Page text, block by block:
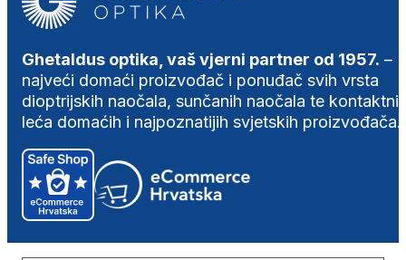
Ghetaldus optika, vaš vjerni partner od 1957. –
najveći domaći proizvođač i ponuđač svih vrsta
dioptrijskih naočala, sunčanih naočala te
leća domaćih i najpoznatijih svjetskih proizvođača.